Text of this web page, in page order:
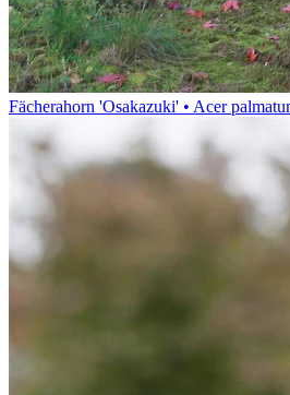
Fächerahorn 'Osakazuki' • Acer